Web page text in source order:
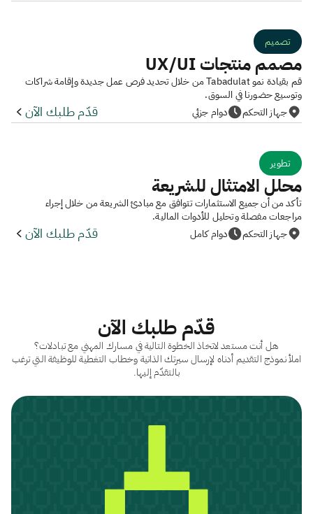
تصميم
مصمم منتجات UX/UI
قم بقيادة نمو Tabadulat من خلال تحديد فرص عمل جديدة وإقامة شراكات
وتوسيع حضورنا في السوق.
جهاز التحكم
دوام جزئي قدّم طلبك الآن
تطوير
محلل الامتثال للشريعة
تأكد من أن جميع الاستثمارات تتوافق مع مبادئ الشريعة من خلال إجراء
مراجعات مفصلة وتحليل للأدوات المالية.
جهاز التحكم
دوام كامل قدّم طلبك الآن
قدّم طلبك الآن
هل أنت مستعد لاتخاذ الخطوة التالية في مسارك المهني مع تبادلات؟
املأ نموذج التقديم أدناه لإرسال سيرتك الذاتية وخطاب التغطية للوظيفة التي ترغب
بالتقدّم إليها.